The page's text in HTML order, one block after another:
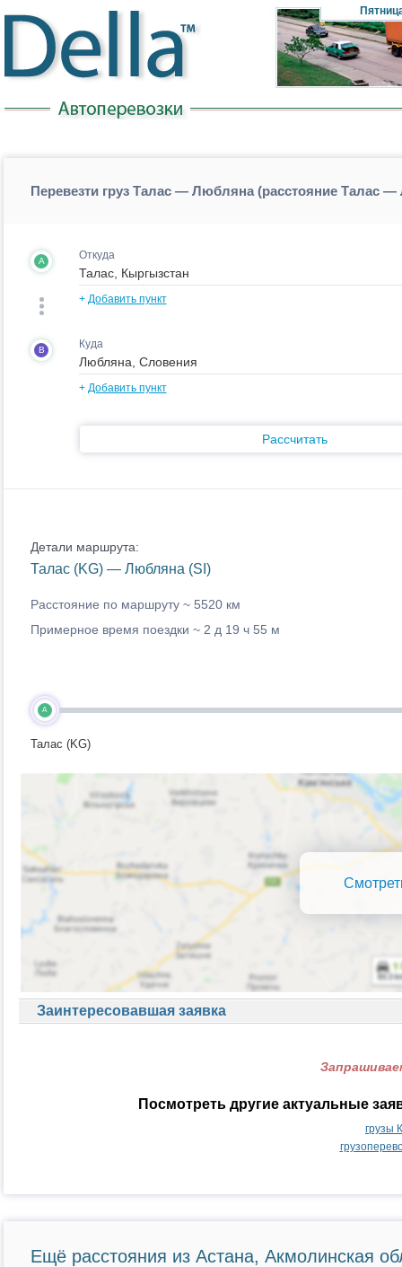
Перевезти груз Талас — Любляна (расстояние Талас
A Откуда
+ Добавить пункт
B Куда
+ Добавить пункт
Рассчитать
Детали маршрута:
Талас (KG) — Любляна (SI)
Расстояние по маршруту ~ 5520 км
Примерное время поездки ~ 2 д 19 ч 55 м
A
Талас (KG)
Заинтересовавшая заявка
Посмотреть другие актуальные
грузы
Ещё расстояния из Астана, Акмолинская